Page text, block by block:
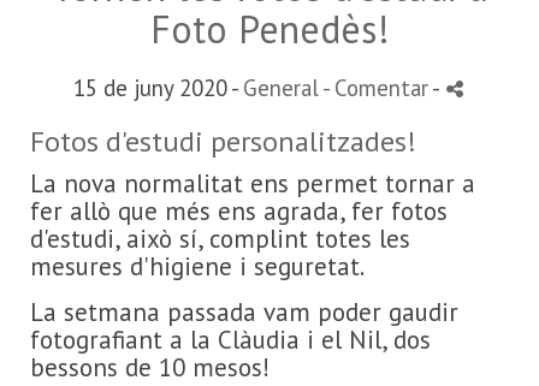
Foto Penedès!
15 de juny 2020 - General- Comentar-
Fotos d'estudi personalitzades!
La nova normalitat ens permet tornar a
fer allò que més ens agrada, fer fotos
d'estudi, això sí, complint totes les
mesures d'higiene i seguretat.
La setmana passada vam poder gaudir
fotografiant a la Clàudia i el Nil, dos
bessons de 10 mesos!